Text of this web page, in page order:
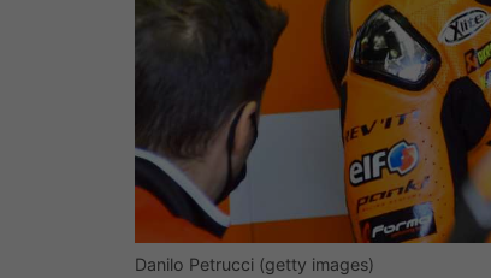
Danilo Petrucci (getty images)